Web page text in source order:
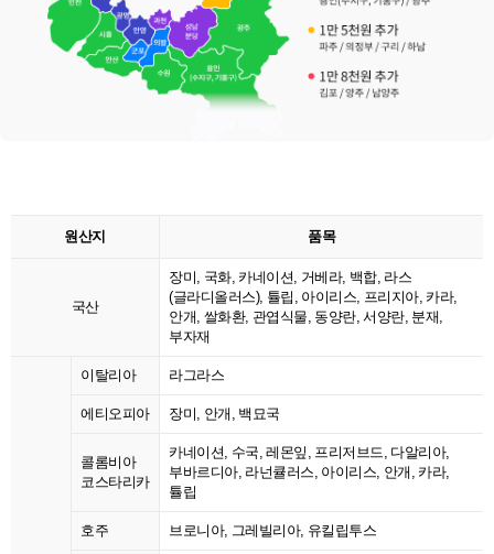
원산지 품목
국산
장미, 국화, 카네이션, 거베라, 백합, 라스
(글라디올러스), 튤립, 아이리스, 프리지아, 카라,
안개, 쌀화환, 관엽식물, 동양란, 서양란, 분재,
부자재
이탈리아 라그라스
에티오피아 장미, 안개, 백묘국
콜롬비아
코스타리카
카네이션, 수국, 레몬잎, 프리저브드, 다알리아,
부바르디아, 라넌큘러스, 아이리스, 안개, 카라,
튤립
호주 브로니아, 그레빌리아, 유킬립투스